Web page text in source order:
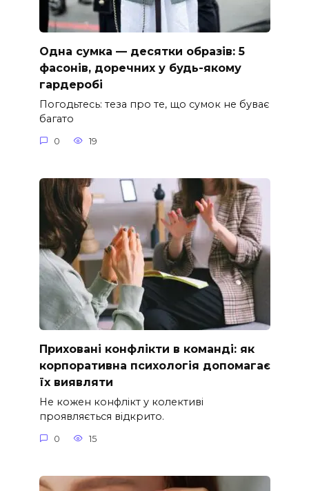
Одна сумка — десятки образів: 5
фасонів, доречних у будь-якому
гардеробі
Погодьтесь: теза про те, що сумок не буває
багато
0 19
Приховані конфлікти в команді: як
корпоративна психологія допомагає
їх виявляти
Не кожен конфлікт у колективі
проявляється відкрито.
0 15